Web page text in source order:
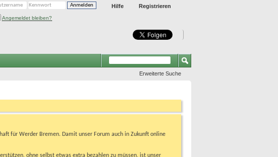
Registrieren
Hilfe
Angemeldet bleiben?
Erweiterte Suche
für Werder Bremen. Damit unser Forum auch in Zukunft online
ohne selbst etwas extra bezahlen zu müssen, ist unser